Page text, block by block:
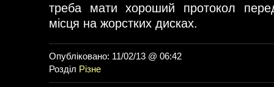
треба мати хороший протокол
місця на жорстких дисках.
Опубліковано: 11/02/13 @ 06:42
Розділ Різне